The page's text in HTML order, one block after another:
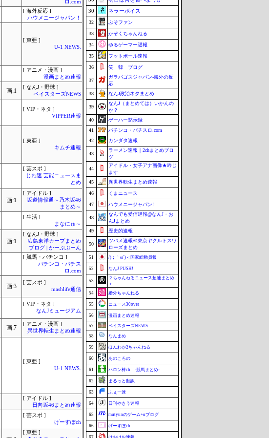
ロ.com
[ 海外反応 ]
ハウメニージャパン！
[ 東亜 ]
U-1 NEWS.
[ アニメ・漫画 ]
漫画まとめ速報
画:1
[ なんJ・野球 ]
ベイスターズNEWS
[ VIP・ネタ ]
VIPPER速報
[ 東亜 ]
キムチ速報
[ 芸スポ ]
じわ速 芸能ニュースま
とめ
画:1
[ アイドル ]
坂道情報通～乃木坂46
まとめ～
[ 生活 ]
まなにゅ～
画:1
[ なんJ・野球 ]
広島東洋カープまとめ
ブログ | かーぷぶーん
[ 競馬・パチンコ ]
パチンコ・パチス
ロ.com
画:3
[ 芸スポ ]
mashlife通信
[ VIP・ネタ ]
なんJミュージアム
画:7
[ アニメ・漫画 ]
異世界転生まとめ速報
[ 東亜 ]
U-1 NEWS.
[ アイドル ]
日向坂46まとめ速報
[ 芸スポ ]
げーすぽch
[ 東亜 ]
30
ネラーボイス
32 ぷそファン
33 かぞくちゃんねる
34 ゆるゲーマー遅報
35 フットボール速報
36 笑 韓 ブログ
37
ガラパゴスジャパン-海外の反
応
38
なんJ政治ネタまとめ
39
なんJ（まとめては）いかんの
か？
40
ゲーハー黙示録
41
パチンコ・パチスロ.com
42
カンダタ速報
43
ラーメン速報｜2chまとめブロ
グ
44
アイドル・女子アナ画像★吟じ
ます
45
異世界転生まとめ速報
46 くまニュース
47 ハウメニージャパン!
48
なんでも受信遅報@なんJ・お
んJまとめ
49
歴史的速報
50
ツバメ速報＠東京ヤクルトスワ
ローズまとめ
51 /)；｀ω´)＜国家総動員報
52 なんJ PUSH!!
53
２ちゃんねるニュース超速まとめ
＋
54
婚外ちゃんねる
55 ニュース30over
56 漫画まとめ速報
57 ベイスターズNEWS
58 なんまめ
59 ほんわか2ちゃんねる
60 あのころの
61 ハロン棒ch -競馬まとめ-
62 まるっと翻訳
63 ふぇー速
64 日刊やきう速報
65 mutyunのゲーム+αブログ
66 げーすぽch
67 けおけお速報